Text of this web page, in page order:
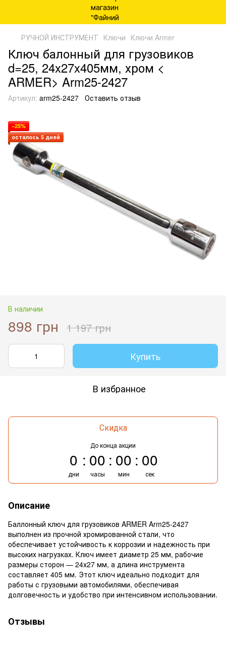
РУЧНОЙ ИНСТРУМЕНТ Ключи Ключи Armer
Ключ балонный для грузовиков
d=25, 24x27x405мм, хром <
ARMER> Arm25-2427
Артикул: arm25-2427 Оставить отзыв
−25%
осталось 5 дней
В наличии
898 грн 1 197 грн
Купить
В избранное
Скидка
До конца акции
0
дни
00
часы
00
мин
00
сек
Описание
Баллонный ключ для грузовиков ARMER Arm25-2427
выполнен из прочной хромированной стали, что
обеспечивает устойчивость к коррозии и надежность при
высоких нагрузках. Ключ имеет диаметр 25 мм, рабочие
размеры сторон — 24х27 мм, а длина инструмента
составляет 405 мм. Этот ключ идеально подходит для
работы с грузовыми автомобилями, обеспечивая
долговечность и удобство при интенсивном использовании.
Отзывы